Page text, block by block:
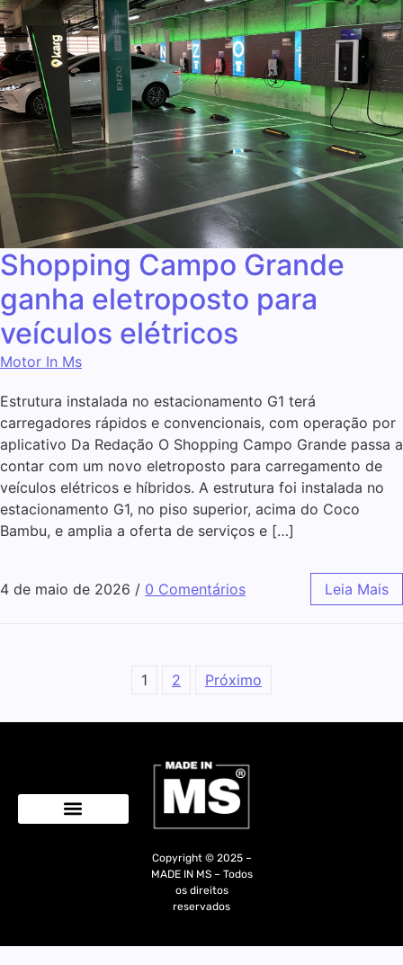
Shopping Campo Grande
ganha eletroposto para
veículos elétricos
Motor In Ms
Estrutura instalada no estacionamento G1 terá
carregadores rápidos e convencionais, com operação por
aplicativo Da Redação O Shopping Campo Grande passa a
contar com um novo eletroposto para carregamento de
veículos elétricos e híbridos. A estrutura foi instalada no
estacionamento G1, no piso superior, acima do Coco
Bambu, e amplia a oferta de serviços e […]
4 de maio de 2026 / 0 Comentários Leia Mais
1 2 Próximo
Copyright © 2025 –
MADE IN MS – Todos
os direitos
reservados